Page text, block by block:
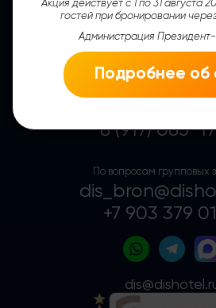
Адрес: ул. Цивильская, 11,
Чувашская Респ.,
8 (917) 065-
По вопросам групповых
+7 903 379
Акция действует с 1 по 31 августа
гостей при бронировании
Администрация
Подробнее об